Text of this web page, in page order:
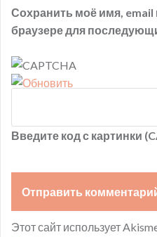
Сохранить моё имя, email
браузере для
Введите код с картинки
Этот сайт использует